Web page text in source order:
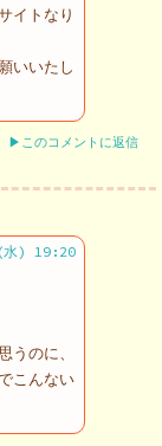
イトなり
いいたし
▶このコメントに返信
水) 19:20
うのに、
こんない